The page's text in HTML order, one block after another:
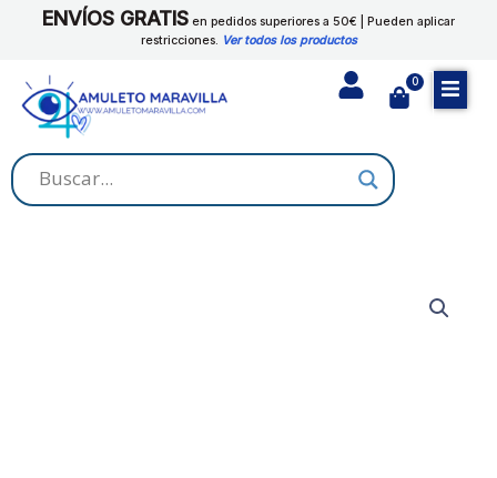
ENVÍOS GRATIS en pedidos superiores a 50€ | Pueden aplicar
restricciones. Ver todos los productos
0
Cart